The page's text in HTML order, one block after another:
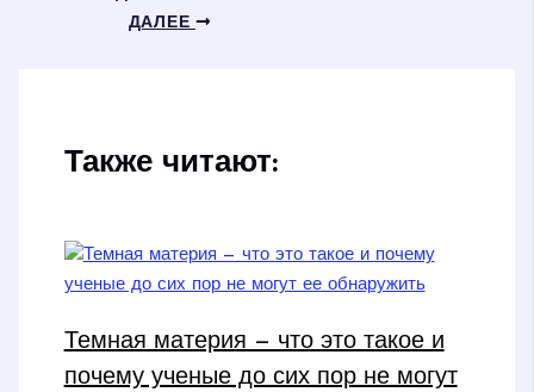
ДАЛЕЕ
Также читают:
Темная материя — что это такое и
почему ученые до сих пор не могут